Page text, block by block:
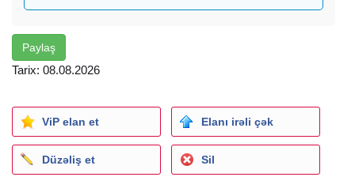
Paylaş
Tarix: 08.08.2026
ViP elan et Elanı irəli çək
Düzəliş et Sil